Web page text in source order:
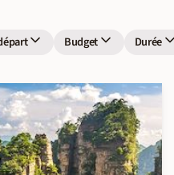
Budget Durée